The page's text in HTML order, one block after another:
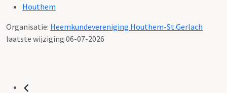
Houthem
Organisatie: Heemkundevereniging Houthem-St.Gerlach
laatste wijziging 06-07-2026